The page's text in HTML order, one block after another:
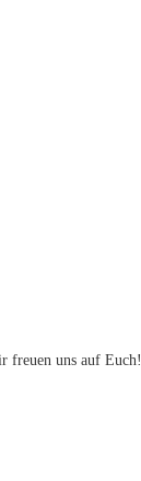
freuen uns auf Euch!